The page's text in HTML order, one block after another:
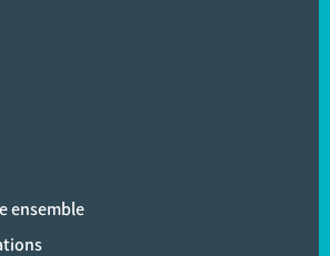
ensemble